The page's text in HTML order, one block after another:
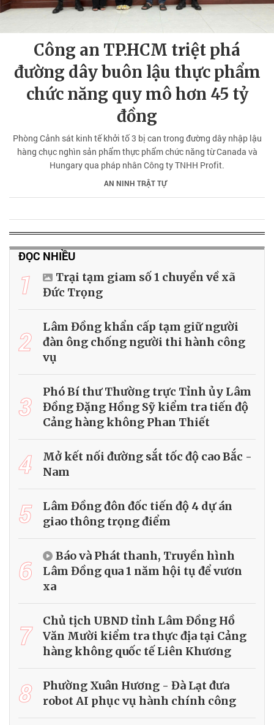
Công an TP.HCM triệt phá
đường dây buôn lậu thực phẩm
chức năng quy mô hơn 45 tỷ
đồng
Phòng Cảnh sát kinh tế khởi tố 3 bị can trong đường dây nhập lậu
hàng chục nghìn sản phẩm thực phẩm chức năng từ Canada và
Hungary qua pháp nhân Công ty TNHH Profit.
AN NINH TRẬT TỰ
ĐỌC NHIỀU
1
Trại tạm giam số 1 chuyển về xã
Đức Trọng
2
Lâm Đồng khẩn cấp tạm giữ người
đàn ông chống người thi hành công
vụ
3
Phó Bí thư Thường trực Tỉnh ủy Lâm
Đồng Đặng Hồng Sỹ kiểm tra tiến độ
Cảng hàng không Phan Thiết
4
Mở kết nối đường sắt tốc độ cao Bắc -
Nam
5
Lâm Đồng đôn đốc tiến độ 4 dự án
giao thông trọng điểm
6
Báo và Phát thanh, Truyền hình
Lâm Đồng qua 1 năm hội tụ để vươn
xa
7
Chủ tịch UBND tỉnh Lâm Đồng Hồ
Văn Mười kiểm tra thực địa tại Cảng
hàng không quốc tế Liên Khương
8
Phường Xuân Hương - Đà Lạt đưa
robot AI phục vụ hành chính công